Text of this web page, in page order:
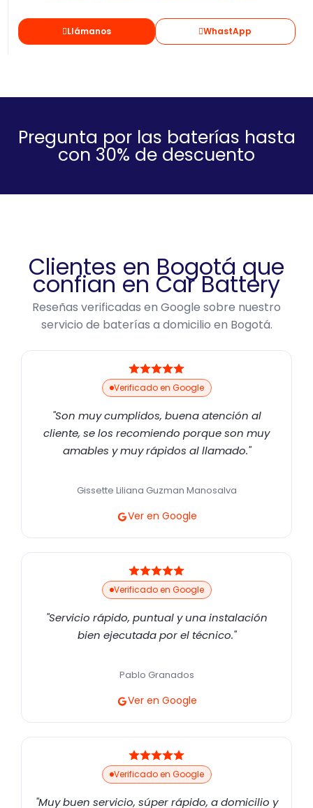
Llámanos WhastApp
Pregunta por las baterías hasta
con 30% de descuento
Clientes en Bogotá que
confian en Car Battery
Reseñas verificadas en Google sobre nuestro
servicio de baterías a domicilio en Bogotá.
Verificado en Google
"Son muy cumplidos, buena atención al
cliente, se los recomiendo porque son muy
amables y muy rápidos al llamado."
Gissette Liliana Guzman Manosalva
Ver en Google
Verificado en Google
"Servicio rápido, puntual y una instalación
bien ejecutada por el técnico."
Pablo Granados
Ver en Google
Verificado en Google
"Muy buen servicio, súper rápido, a domicilio y